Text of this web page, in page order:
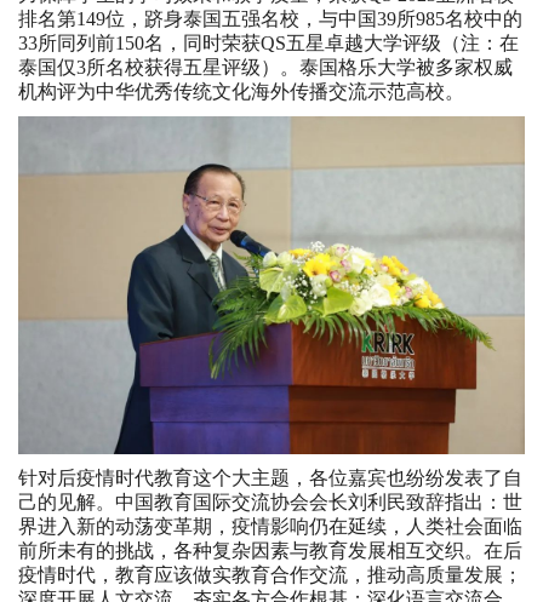
排名第149位，跻身泰国五强名校，与中国39所985名校中的
33所同列前150名，同时荣获QS五星卓越大学评级（注：在
泰国仅3所名校获得五星评级）。泰国格乐大学被多家权威
机构评为中华优秀传统文化海外传播交流示范高校。
针对后疫情时代教育这个大主题，各位嘉宾也纷纷发表了自
己的见解。中国教育国际交流协会会长刘利民致辞指出：世
界进入新的动荡变革期，疫情影响仍在延续，人类社会面临
前所未有的挑战，各种复杂因素与教育发展相互交织。在后
疫情时代，教育应该做实教育合作交流，推动高质量发展；